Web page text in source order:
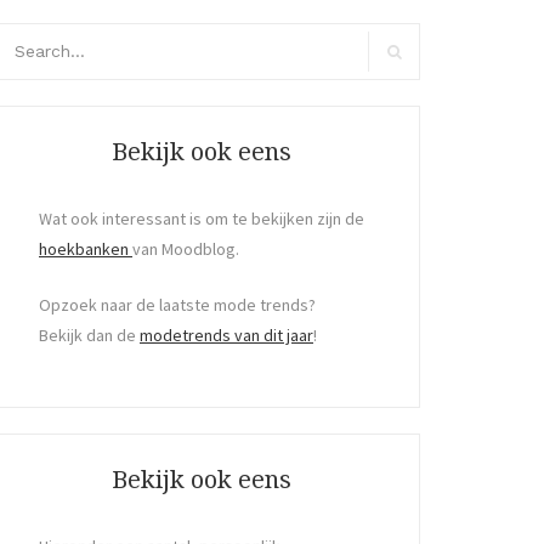
Bekijk ook eens
Wat ook interessant is om te bekijken zijn de
hoekbanken van Moodblog.
Opzoek naar de laatste mode trends?
Bekijk dan de modetrends van dit jaar!
Bekijk ook eens